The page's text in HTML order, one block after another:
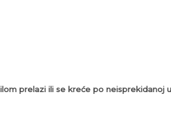
prelazi ili se kreće po neisprekidanoj